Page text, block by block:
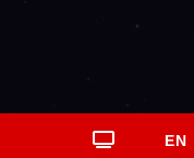
EN